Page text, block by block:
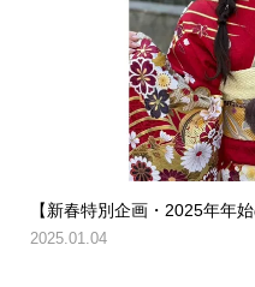
【新春特別企画・2025年年
2025.01.04